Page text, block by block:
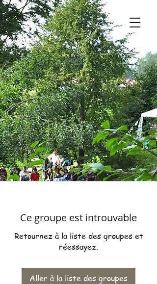
Ce groupe est introuvable
Retournez à la liste des groupes et
réessayez.
Aller à la liste des groupes